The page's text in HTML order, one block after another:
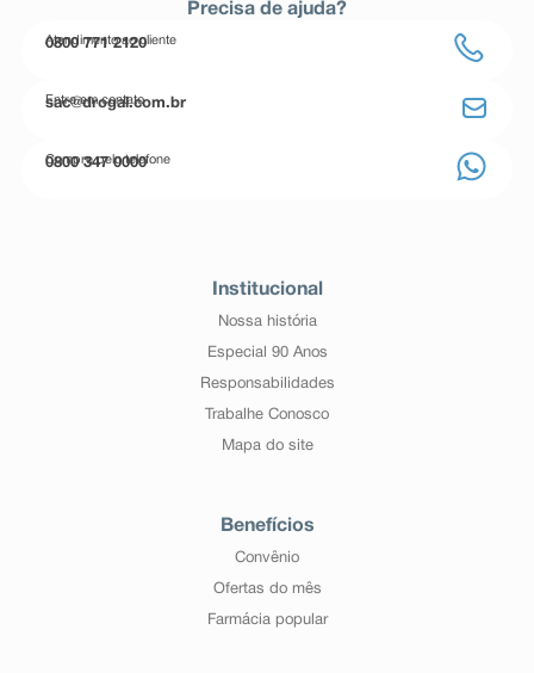
Precisa de ajuda?
Atendimento ao cliente
0800 771 2120
Entre em contato
sac@drogal.com.br
Compre pelo telefone
0800 347 0000
Institucional
Nossa história
Especial 90 Anos
Responsabilidades
Trabalhe Conosco
Mapa do site
Benefícios
Convênio
Ofertas do mês
Farmácia popular